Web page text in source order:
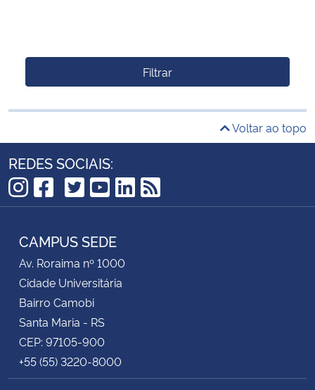
Filtrar
Voltar ao topo
REDES SOCIAIS:
Instagram
Facebook
TikTok
Twitter
YouTube
LinkedIn
RSS
CAMPUS SEDE
Av. Roraima nº 1000
Cidade Universitária
Bairro Camobi
Santa Maria - RS
CEP: 97105-900
+55 (55) 3220-8000